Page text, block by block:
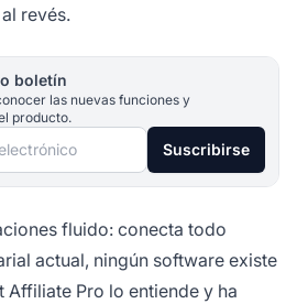
revés.
boletín
las nuevas funciones y
producto.
Suscribirse
fluido: conecta todo
actual, ningún software existe
Affiliate Pro lo entiende y ha